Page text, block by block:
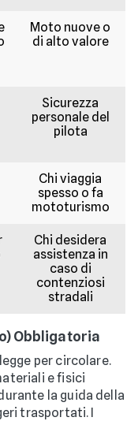
Moto nuove o
di alto valore
Sicurezza
personale del
pilota
Chi viaggia
spesso o fa
mototurismo
Chi desidera
assistenza in
caso di
contenziosi
stradali
Obbligatoria
per circolare.
e fisici
la guida della
trasportati. I